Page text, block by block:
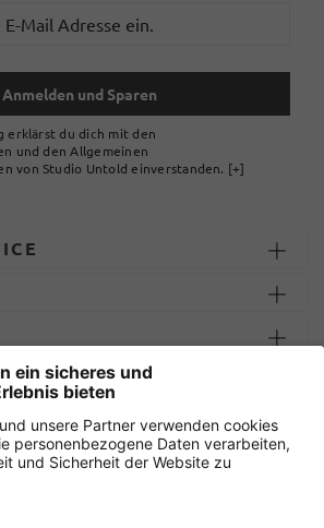
Anmelden und Sparen
erklärst du dich mit den
und den Allgemeinen
von Studio Untold einverstanden. [+]
LIEFERUNG
einkaufen mit